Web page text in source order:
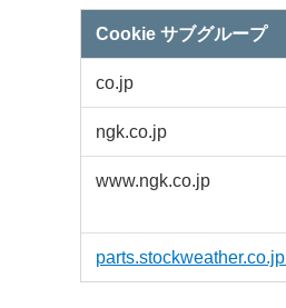
Cookie サブグループ
co.jp
ngk.co.jp
www.ngk.co.jp
parts.stockweather.co.jp